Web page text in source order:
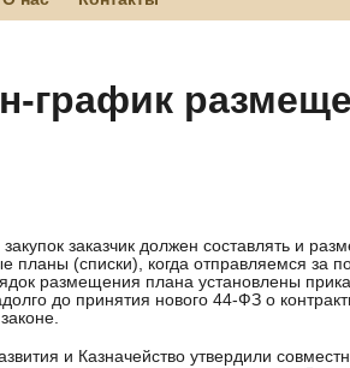
график
заказчик должен составлять и
(списки), когда отправляемся за
размещения плана установлены
до принятия нового 44-ФЗ о
и Казначейство утвердили